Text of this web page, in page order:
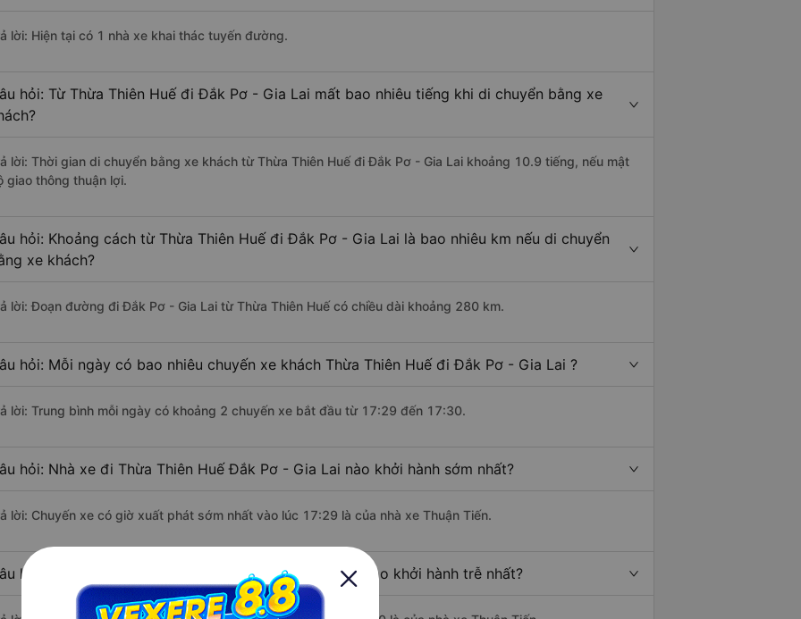
lời: Hiện tại có 1 nhà xe khai thác tuyến đường.
hỏi: Từ Thừa Thiên Huế đi Đắk Pơ - Gia Lai mất bao nhiêu tiếng khi di chuyển bằng xe
lời: Thời gian di chuyển bằng xe khách từ Thừa Thiên Huế đi Đắk Pơ - Gia Lai khoảng 10.9 tiếng, nếu mật
giao thông thuận lợi.
hỏi: Khoảng cách từ Thừa Thiên Huế đi Đắk Pơ - Gia Lai là bao nhiêu km nếu di chuyển
xe khách?
lời: Đoạn đường đi Đắk Pơ - Gia Lai từ Thừa Thiên Huế có chiều dài khoảng 280 km.
hỏi: Mỗi ngày có bao nhiêu chuyến xe khách Thừa Thiên Huế đi Đắk Pơ - Gia Lai ?
lời: Trung bình mỗi ngày có khoảng 2 chuyến xe bắt đầu từ 17:29 đến 17:30.
hỏi: Nhà xe đi Thừa Thiên Huế Đắk Pơ - Gia Lai nào khởi hành sớm nhất?
lời: Chuyến xe có giờ xuất phát sớm nhất vào lúc 17:29 là của nhà xe Thuận Tiến.
hỏi: Nhà xe đi Đắk Pơ - Gia Lai từ Thừa Thiên Huế nào khởi hành trễ nhất?